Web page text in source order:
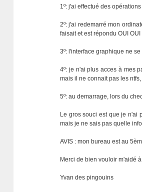
1º: j'ai effectué des
2º: j'ai redemarré mon
faisait et est répondu OUI OUI
3º: l'interface graphique ne
4º: je n'ai plus acces à mes
mais il ne connait pas les ntfs,
5º: au demarrage, lors du
Le gros souci est que je n'ai
mais je ne sais pas quelle
AVIS : mon bureau est au
Merci de bien vouloir m'aidé
Yvan des pingouins